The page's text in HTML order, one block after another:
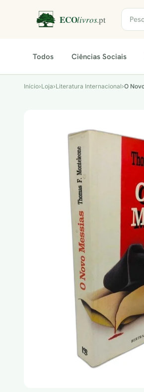
Todos Ciências Sociais
Início›Loja›Literatura Internacional›O